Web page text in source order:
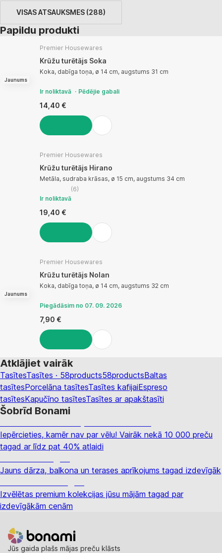
VISAS ATSAUKSMES (288)
Papildu produkti
Jaunums
Premier Housewares
Krūžu turētājs Soka
Koka, dabīga toņa, ø 14 cm, augstums 31 cm
Ir noliktavā Pēdējie gabali
14,40 €
Premier Housewares
Krūžu turētājs Hirano
Metāla, sudraba krāsas, ø 15 cm, augstums 34 cm
(6)
Ir noliktavā
19,40 €
Jaunums
Premier Housewares
Krūžu turētājs Nolan
Koka, dabīga toņa, ø 14 cm, augstums 32 cm
Piegādāsim no 07. 09. 2026
7,90 €
Atklājiet vairāk
TasītesTasītes · 58products58productsBaltas
tasītesPorcelāna tasītesTasītes kafijaiEspreso
tasītesKapučīno tasītesTasītes ar apakštasīti
Šobrīd Bonami
Iepērcieties, kamēr nav par vēlu! Vairāk nekā 10 000 preču
tagad ar līdz pat 40% atlaidi
Jauns dārza, balkona un terases aprīkojums tagad izdevīgāk
Izvēlētas premium kolekcijas jūsu mājām tagad par
izdevīgākām cenām
Jūs gaida plašs mājas preču klāsts